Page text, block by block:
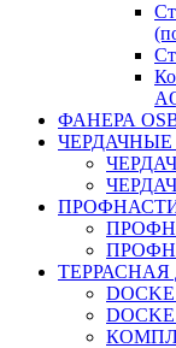
ФАНЕРА
ТЕРРАСНАЯ